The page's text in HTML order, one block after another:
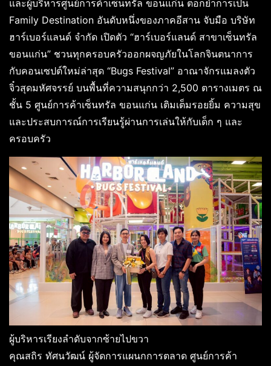
และผู้บริหารศูนย์การค้าเซ็นทรัล ขอนแก่น ตอกย้ำการเป็น
Family Destination อันดับหนึ่งของภาคอีสาน จับมือ บริษัท
ฮาร์เบอร์แลนด์ จำกัด เปิดตัว “ฮาร์เบอร์แลนด์ สาขาเซ็นทรัล
ขอนแก่น” ชวนทุกครอบครัวออกผจญภัยในโลกจินตนาการ
กับคอนเซปต์ใหม่ล่าสุด “Bugs Festival” อาณาจักรแมลงตัว
จิ๋วสุดมหัศจรรย์ บนพื้นที่ความสนุกกว่า 2,500 ตารางเมตร ณ
ชั้น 5 ศูนย์การค้าเซ็นทรัล ขอนแก่น เติมเต็มรอยยิ้ม ความสุข
และประสบการณ์การเรียนรู้ผ่านการเล่นให้กับเด็ก ๆ และ
ครอบครัว
ผู้บริหารเรียงลำดับจากซ้ายไปขวา
คุณสถิร ทัศนวัฒน์ ผู้จัดการแผนกการตลาด ศูนย์การค้า